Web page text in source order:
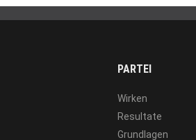
PARTEI
Wirken
Resultate
Grundlagen